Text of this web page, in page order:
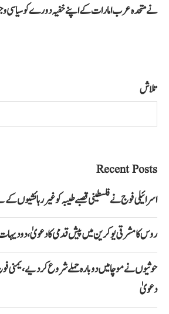
نے متحدہ عرب امارات کے اپنے خفیہ دورے کو سیاسی
تلاش
Recent Posts
اسرائیلی فوج نے فلسطینی قصبے طیبہ کو غیر رہائشیوں کے
روس کا مشرقی یوکرین میں پیش قدمی کا دعویٰ، دو
حوثیوں نے موچا میں دوبارہ حملے شروع کر دیے، یمنی
دعویٰ